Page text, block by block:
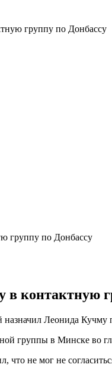
группу по Донбассу
контактную
Леонида Кучму
группы в Минске
что не мог не